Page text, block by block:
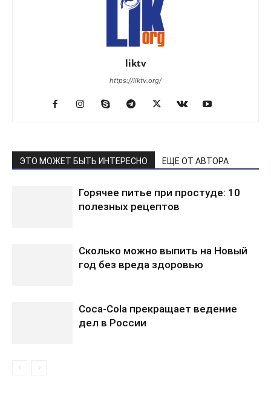
liktv
https://liktv.org/
ЭТО МОЖЕТ БЫТЬ ИНТЕРЕСНО ЕЩЕ ОТ АВТОРА
Горячее питье при простуде: 10
полезных рецептов
Сколько можно выпить на Новый
год без вреда здоровью
Coca-Cola прекращает ведение
дел в России